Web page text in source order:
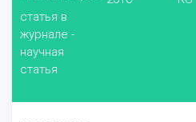
статья в
журнале -
научная
статья